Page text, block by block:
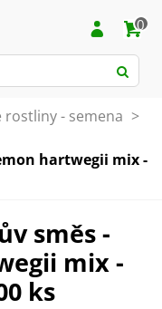
0
rostliny - semena >
hartwegii mix -
směs -
mix -
ks